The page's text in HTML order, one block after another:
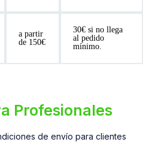
a partir
de 150€
30€ si no llega
al pedido
mínimo.
Profesionales
de envío para clientes